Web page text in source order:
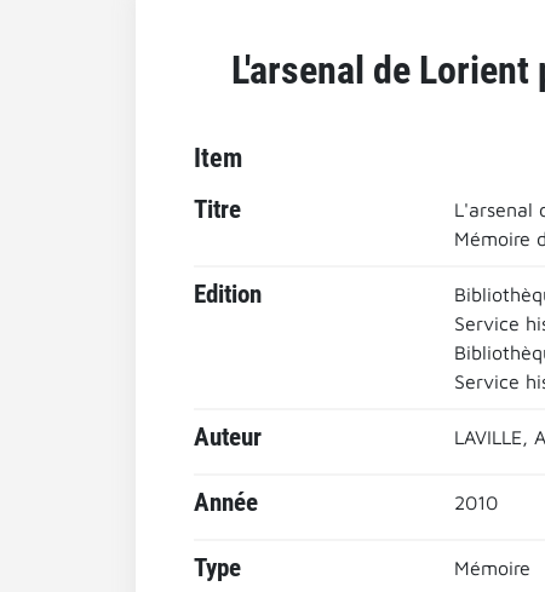
L'arsenal de
Item
Titre
L'arsenal
Mémoire
Edition
Service
Service
Auteur LAVILLE,
Année 2010
Type Mémoire